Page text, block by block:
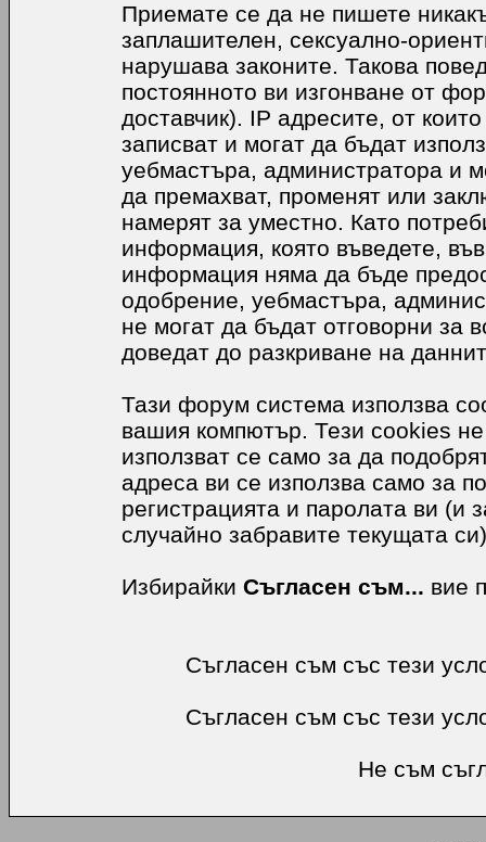
Приемате се да не пишете
заплашителен, сексуално-
нарушава законите. Такова
постоянното ви изгонване от
доставчик). IP адресите, от
записват и могат да бъдат
уебмастъра, администратора и
да премахват, променят или
намерят за уместно. Като
информация, която въведете,
информация няма да бъде
одобрение, уебмастъра,
не могат да бъдат отговорни за
доведат до разкриване на
Тази форум система използва
вашия компютър. Тези cookies
използват се само за да
адреса ви се използва само за
регистрацията и паролата ви (и
случайно забравите текущата
Избирайки Съгласен съм... вие
Съгласен съм със тези
Съгласен съм със тези
Не съм